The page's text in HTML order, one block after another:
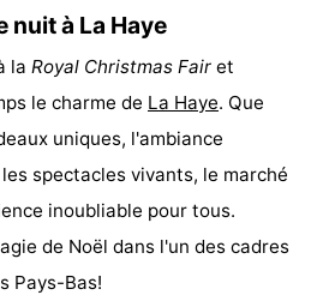
nuit à La Haye
la Royal Christmas Fair et
le charme de La Haye. Que
uniques, l'ambiance
spectacles vivants, le marché
inoubliable pour tous.
de Noël dans l'un des cadres
Pays-Bas!